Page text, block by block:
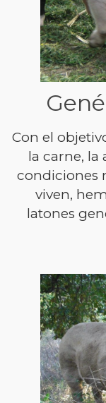
Con el
la carne, la
condiciones
viven,
latones